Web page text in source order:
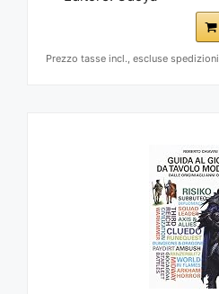
Prezzo tasse incl., escluse spedizioni